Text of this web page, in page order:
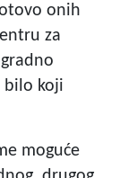
onih
za
bilo koji
moguće